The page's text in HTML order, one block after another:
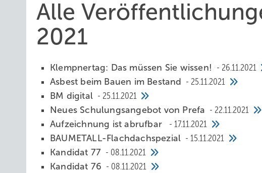
Alle
2021
Klempnertag: Das müssen Sie wissen!
26.11.2021
Asbest beim Bauen im Bestand
25.11.2021
BM digital
25.11.2021
Neues Schulungsangebot von Prefa
22.11.2021
Aufzeichnung ist abrufbar
17.11.2021
BAUMETALL-Flachdachspezial
15.11.2021
Kandidat 77
08.11.2021
Kandidat 76
08.11.2021